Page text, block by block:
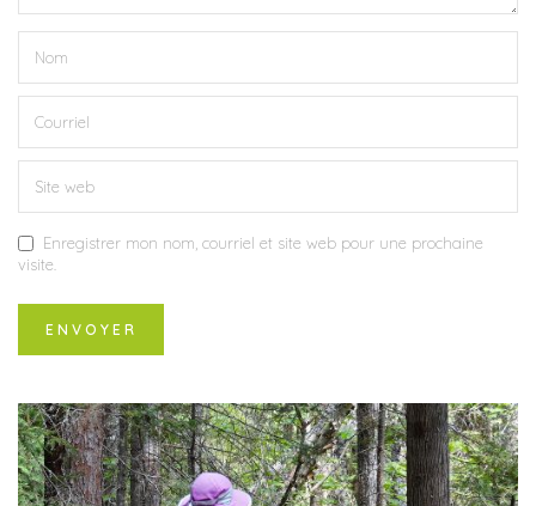
Enregistrer mon nom, courriel et site web pour une prochaine
visite.